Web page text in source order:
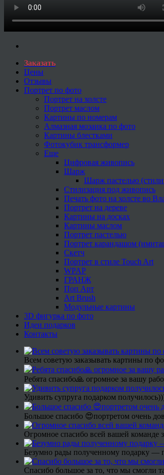
Заказать
Цены
Отзывы
Портрет по фото
Портрет на холсте
Портрет маслом
Картины по номерам
Алмазная мозаика по фото
Картины блестками
Фотокубик трансформер
Еще
Цифровая живопись
Шарж
Шарж пастелью
Стилизация под живопись
Печать фото на холсте во
Портрет на дереве
Картины на досках
Картины маслом
Портрет пастелью
Портрет карандашом
Скетч
Портрет в стиле Touch Art
WPAP
ГРАНЖ
Поп Арт
Art Brush
Модульные картины
3D фигурка по фото
Идеи подарков
Контакты
Всем советую заказывать картины по
Ребята спасибо🙏 огромное за вашу
Удивить супруга подарком
Большое спасибо 😍портретом очень
Огромное спасибо всей вашей команде
Безумно рады полученному подарку —
Спасибо большое за то, что мы смогли